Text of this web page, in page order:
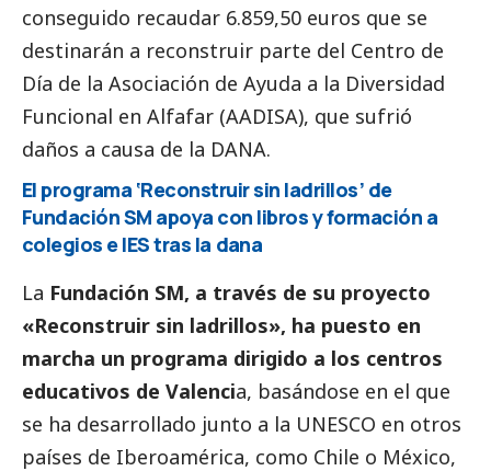
conseguido recaudar 6.859,50 euros que se
destinarán a reconstruir parte del Centro de
Día de la Asociación de Ayuda a la Diversidad
Funcional en Alfafar (AADISA), que sufrió
daños a causa de la DANA.
El programa ‘Reconstruir sin ladrillos’ de
Fundación SM apoya con libros y formación a
colegios e IES tras la dana
La Fundación SM, a través de su proyecto
«Reconstruir sin ladrillos», ha puesto en
marcha un programa dirigido a los centros
educativos de Valencia, basándose en el que
se ha desarrollado junto a la UNESCO en otros
países de Iberoamérica, como Chile o México,